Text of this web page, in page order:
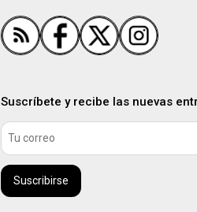
Suscríbete y recibe las nuevas
Suscribirse